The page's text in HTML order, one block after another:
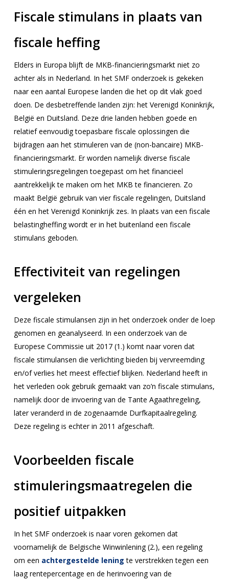
Fiscale stimulans in plaats van
fiscale heffing
Elders in Europa blijft de MKB-financieringsmarkt niet zo
achter als in Nederland. In het SMF onderzoek is gekeken
naar een aantal Europese landen die het op dit vlak goed
doen. De desbetreffende landen zijn: het Verenigd Koninkrijk,
België en Duitsland. Deze drie landen hebben goede en
relatief eenvoudig toepasbare fiscale oplossingen die
bijdragen aan het stimuleren van de (non-bancaire) MKB-
financieringsmarkt. Er worden namelijk diverse fiscale
stimuleringsregelingen toegepast om het financieel
aantrekkelijk te maken om het MKB te financieren. Zo
maakt België gebruik van vier fiscale regelingen, Duitsland
één en het Verenigd Koninkrijk zes. In plaats van een fiscale
belastingheffing wordt er in het buitenland een fiscale
stimulans geboden.
Effectiviteit van regelingen
vergeleken
Deze fiscale stimulansen zijn in het onderzoek onder de loep
genomen en geanalyseerd. In een onderzoek van de
Europese Commissie uit 2017 (1.) komt naar voren dat
fiscale stimulansen die verlichting bieden bij vervreemding
en/of verlies het meest effectief blijken. Nederland heeft in
het verleden ook gebruik gemaakt van zo’n fiscale stimulans,
namelijk door de invoering van de Tante Agaathregeling,
later veranderd in de zogenaamde Durfkapitaalregeling.
Deze regeling is echter in 2011 afgeschaft.
Voorbeelden fiscale
stimuleringsmaatregelen die
positief uitpakken
In het SMF onderzoek is naar voren gekomen dat
voornamelijk de Belgische Winwinlening (2.), een regeling
om een achtergestelde lening te verstrekken tegen een
laag rentepercentage en de herinvoering van de